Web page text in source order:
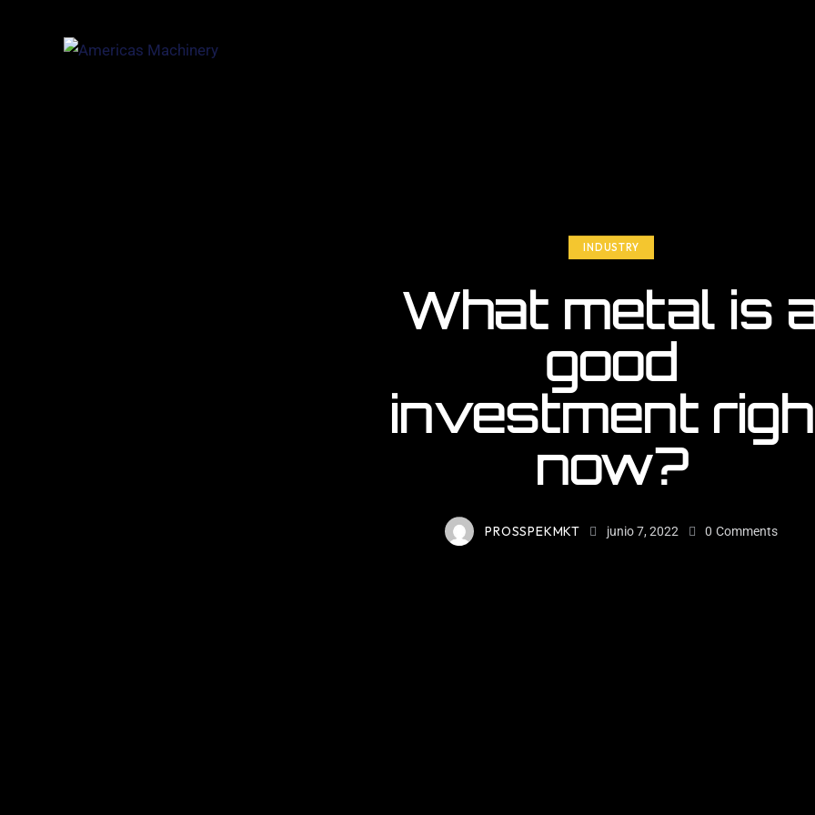
INDUSTRY
What metal is
good
investment
now?
PROSSPEKMKT junio 7, 2022 0 Comments